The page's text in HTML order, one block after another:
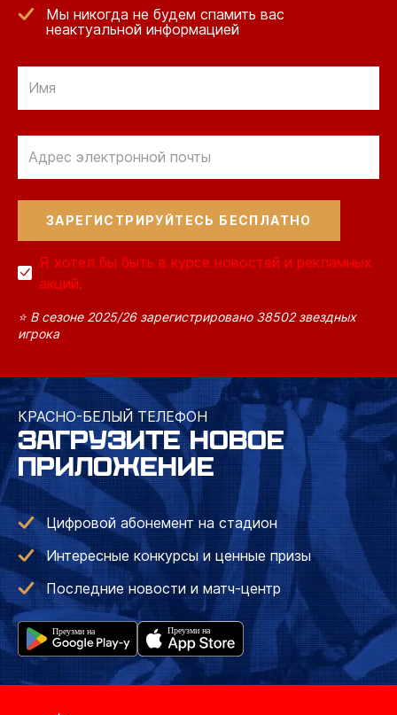
Мы никогда не будем спамить вас
неактуальной информацией
почте
по
электронной
почте
Я хотел бы быть в курсе новостей и рекламных
акций.
⭐ В сезоне 2025/26 зарегистрировано 38502 звездных
игрока
КРАСНО-БЕЛЫЙ ТЕЛЕФОН
ЗАГРУЗИТЕ НОВОЕ
ПРИЛОЖЕНИЕ
Цифровой абонемент на стадион
Интересные конкурсы и ценные призы
Последние новости и матч-центр